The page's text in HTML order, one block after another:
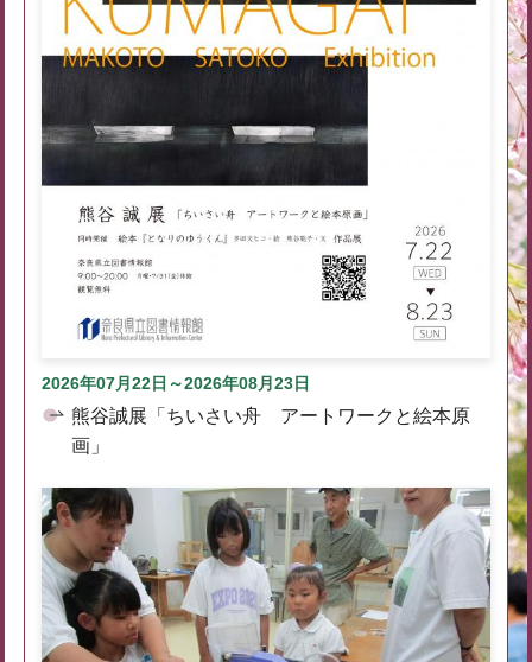
2026年07月22日～2026年08月23日
熊谷誠展「ちいさい舟 アートワークと絵本原
画」